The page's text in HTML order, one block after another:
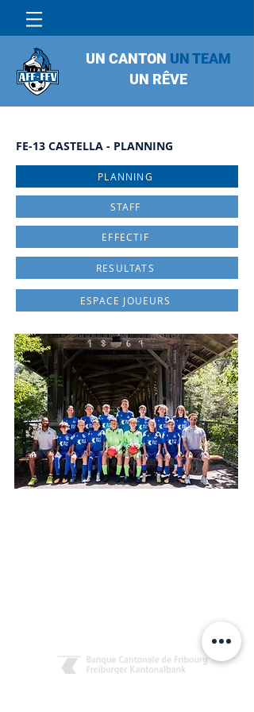
UN CANTON UN TEAM
UN RÊVE
FE-13 CASTELLA - PLANNING
PLANNING
STAFF
EFFECTIF
RESULTATS
ESPACE JOUEURS